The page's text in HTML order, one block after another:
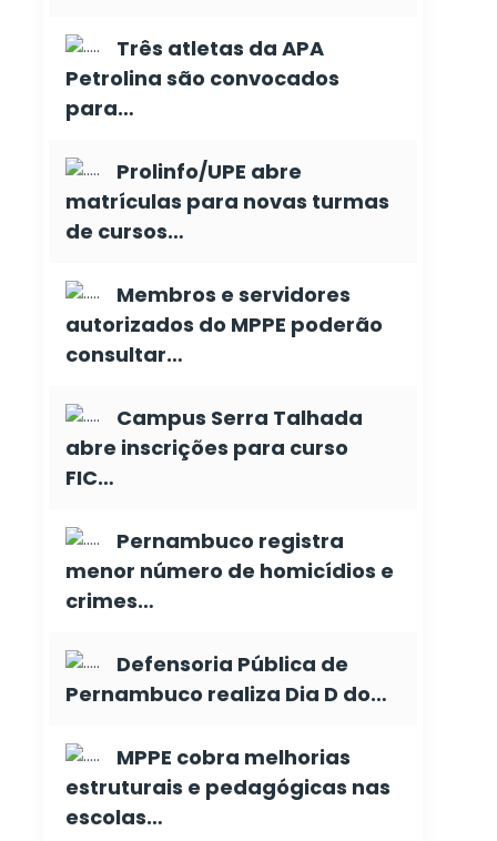
Três atletas da APA
Petrolina são convocados
para…
Prolinfo/UPE abre
matrículas para novas turmas
de cursos…
Membros e servidores
autorizados do MPPE poderão
consultar…
Campus Serra Talhada
abre inscrições para curso
FIC…
Pernambuco registra
menor número de homicídios e
crimes…
Defensoria Pública de
Pernambuco realiza Dia D do…
MPPE cobra melhorias
estruturais e pedagógicas nas
escolas…